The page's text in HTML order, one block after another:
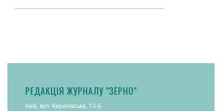
РЕДАКЦІЯ ЖУРНАЛУ "ЗЕРНО"
Київ, вул. Кирилівська, 13-Б